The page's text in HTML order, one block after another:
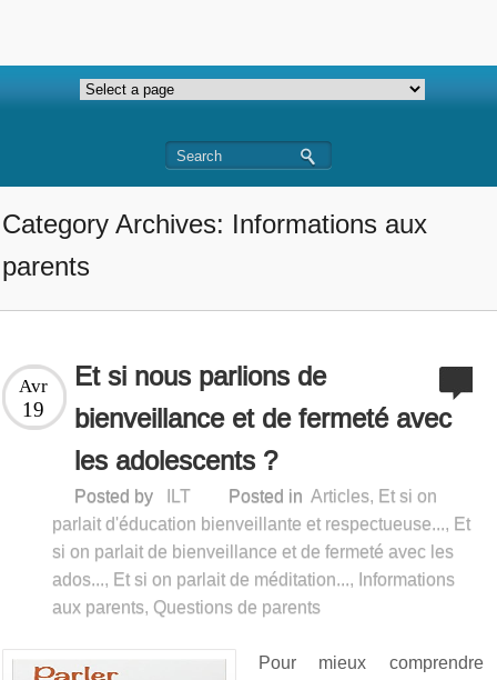
Category Archives: Informations aux
parents
Et si nous parlions de
bienveillance et de fermeté avec
les adolescents ?
Avr
19
Posted by ILT Posted in Articles, Et si on
parlait d'éducation bienveillante et respectueuse..., Et
si on parlait de bienveillance et de fermeté avec les
ados..., Et si on parlait de méditation..., Informations
aux parents, Questions de parents
Pour mieux comprendre